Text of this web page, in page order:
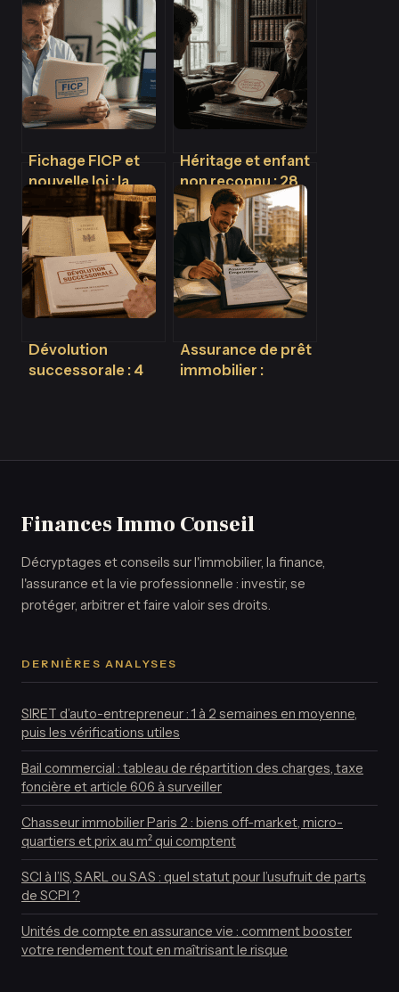
Fichage FICP et
nouvelle loi : la
réalité des délais
et vos droits en
2025
Héritage et enfant
non reconnu : 28
ans pour agir et 3
preuves pour faire
valoir ses droits
Dévolution
successorale : 4
Assurance de prêt
immobilier :
Finances Immo Conseil
Décryptages et conseils sur l'immobilier, la finance,
l'assurance et la vie professionnelle : investir, se
protéger, arbitrer et faire valoir ses droits.
DERNIÈRES ANALYSES
SIRET d’auto-entrepreneur : 1 à 2 semaines en moyenne,
puis les vérifications utiles
Bail commercial : tableau de répartition des charges, taxe
foncière et article 606 à surveiller
Chasseur immobilier Paris 2 : biens off-market, micro-
quartiers et prix au m² qui comptent
SCI à l’IS, SARL ou SAS : quel statut pour l’usufruit de parts
de SCPI ?
Unités de compte en assurance vie : comment booster
votre rendement tout en maîtrisant le risque